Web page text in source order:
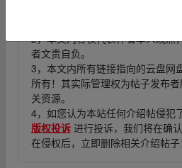
1，本站所有内容均为站内网盘
本站不存储任何
2，本文内容仅代表作者本人观点
者文责自负。
3，本文内所有链接指向的云盘网
所有！其实际管理权为帖子发布
关资源。
4，如您认为本站任何介绍帖侵犯
版权投诉 进行投诉，我们将在确
在侵权后，立即删除相关介绍帖子